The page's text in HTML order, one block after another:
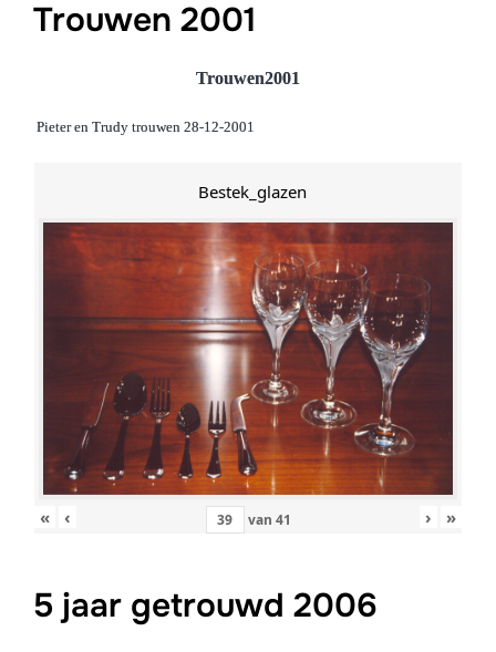
Trouwen 2001
Trouwen2001
Pieter en Trudy trouwen 28-12-2001
Bestek_glazen
« ‹ van 41 › »
5 jaar getrouwd 2006